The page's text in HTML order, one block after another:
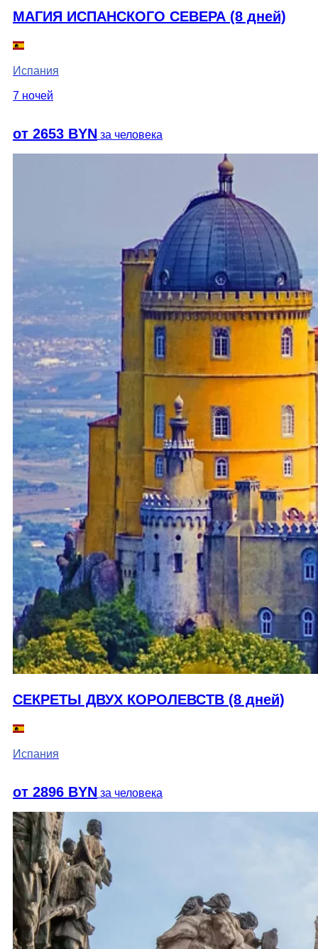
МАГИЯ ИСПАНСКОГО СЕВЕРА (8 дней)
Испания
7 ночей
от 2653 BYN за человека
СЕКРЕТЫ ДВУХ КОРОЛЕВСТВ (8 дней)
Испания
от 2896 BYN за человека